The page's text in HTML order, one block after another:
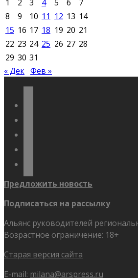
1
2 3 4 5 6
7
8
9 10 11 12 13 14
15 16 17 18 19 20 21
22 23 24 25 26 27 28
29 30 31
« Дек Фев »
Предложить новость
Подписаться на рассылку
Альянс руководителей
Возрастное ограничение: 18+
Старая версия сайта
E-mail: milana@arspress.ru